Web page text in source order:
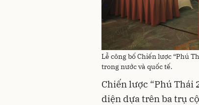
Lễ công bố Chiến lược “Phú
trong nước và quốc tế.
Chiến lược “Phú Thái
diện dựa trên ba trụ